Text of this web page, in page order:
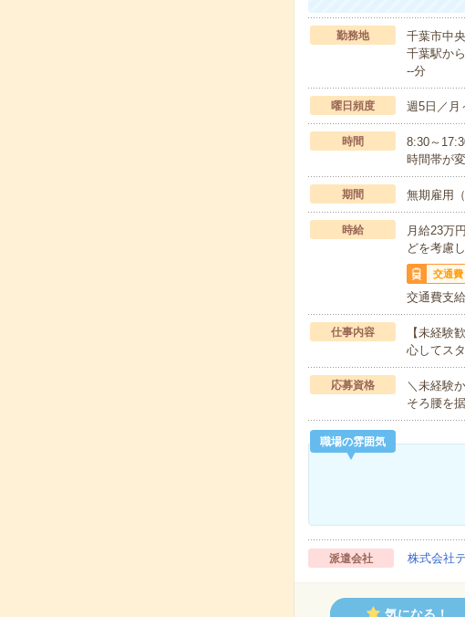
勤務地
千葉市中
千葉駅か
--分
曜日頻度 週5日／月
時間
8:30～
時間帯が
期間 無期雇用
時給
月給23万
どを考慮
交通費
交通費支給
仕事内容
【未経験
心してス
応募資格
＼未経験
そろ腰を
職場の雰囲気
派遣会社 株式会社
気になる！